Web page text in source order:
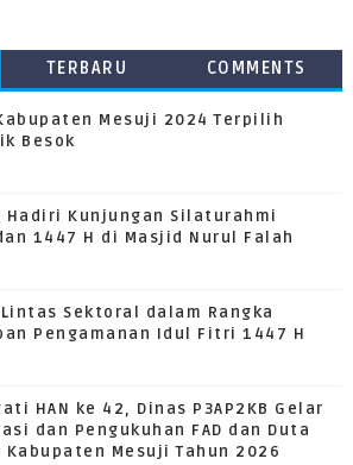
TERBARU COMMENTS
Kabupaten Mesuji 2024 Terpilih
Besok
Hadiri Kunjungan Silaturahmi
1447 H di Masjid Nurul Falah
Lintas Sektoral dalam Rangka
Pengamanan Idul Fitri 1447 H
HAN ke 42, Dinas P3AP2KB Gelar
dan Pengukuhan FAD dan Duta
Kabupaten Mesuji Tahun 2026